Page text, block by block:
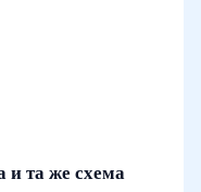
и та же схема